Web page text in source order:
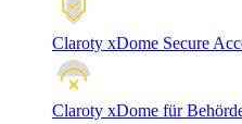
Claroty xDome Secure
Claroty xDome für